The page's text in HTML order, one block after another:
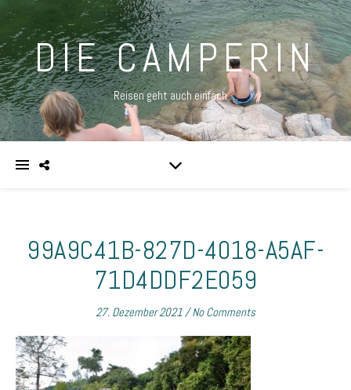
DIE CAMPERIN
Reisen geht auch einfach …
99A9C41B-827D-4018-A5AF-
71D4DDF2E059
27. Dezember 2021/ No Comments